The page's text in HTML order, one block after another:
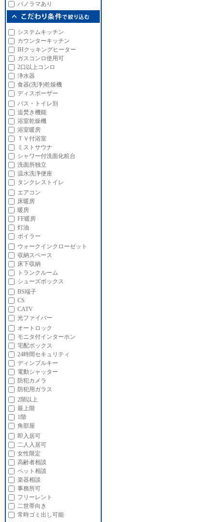
パノラマあり
システムキッチン
カウンターキッチン
IHクッキングヒーター
ガスコンロ使用可
2口以上コンロ
浄水器
食器(洗浄)乾燥機
ディスポーザー
バス・トイレ別
追焚き機能
浴室乾燥機
浴室暖房
ＴＶ付浴室
ミストサウナ
シャワー付洗面化粧台
洗面所独立
温水洗浄便座
タンクレストイレ
エアコン
床暖房
暖房
FF暖房
灯油
ボイラー
ウォークインクローゼット
収納スペース
床下収納
トランクルーム
シューズボックス
BS端子
CS
CATV
光ファイバー
オートロック
モニタ付インターホン
宅配ボックス
24時間セキュリティ
ディンプルキー
電動シャッター
防犯カメラ
防犯用ガラス
2階以上
最上階
1階
角部屋
即入居可
二人入居可
女性限定
高齢者相談
ペット相談
楽器相談
事務所可
フリーレント
二世帯向き
常時ゴミ出し可能